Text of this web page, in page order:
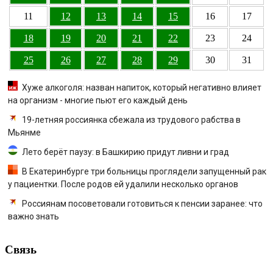
11 12 13 14 15 16 17
18 19 20 21 22 23 24
25 26 27 28 29 30 31
Хуже алкоголя: назван напиток, который негативно влияет
на организм - многие пьют его каждый день
19-летняя россиянка сбежала из трудового рабства в
Мьянме
Лето берёт паузу: в Башкирию придут ливни и град
В Екатеринбурге три больницы проглядели запущенный рак
у пациентки. После родов ей удалили несколько органов
Россиянам посоветовали готовиться к пенсии заранее: что
важно знать
Связь